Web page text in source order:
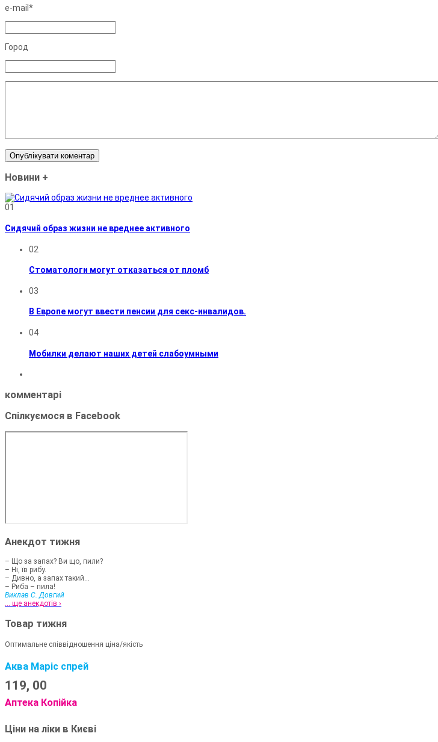
e-mail*
Город
Новини +
01
Сидячий образ жизни не вреднее активного
02
Стоматологи могут отказаться от пломб
03
В Европе могут ввести пенсии для секс-инвалидов.
04
Мобилки делают наших детей слабоумными
комментарі
Спілкуємося в Facebook
Анекдот тижня
– Що за запах? Ви що, пили?
– Ні, їв рибу.
– Дивно, а запах такий...
– Риба – пила!
Виклав С. Довгий
... ще анекдотів ›
Товар тижня
Оптимальне співвідношення ціна/якість
Аква Маріс спрей
119, 00
Аптека Копійка
Ціни на ліки в Києві